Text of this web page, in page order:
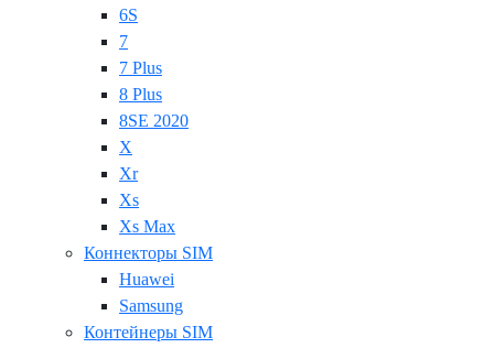
6S
7
7 Plus
8 Plus
8SE 2020
X
Xr
Xs
Xs Max
Коннекторы SIM
Huawei
Samsung
Контейнеры SIM